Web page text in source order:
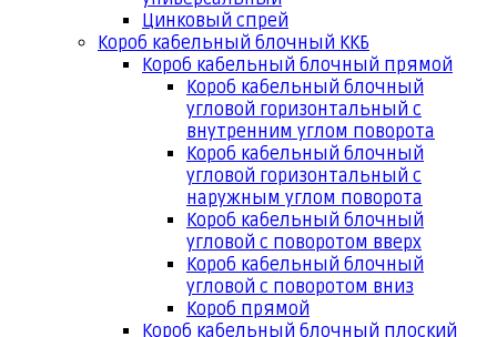
Цинковый спрей
Короб кабельный блочный ККБ
Короб кабельный блочный прямой
Короб кабельный блочный
угловой горизонтальный с
внутренним углом поворота
Короб кабельный блочный
угловой горизонтальный с
наружным углом поворота
Короб кабельный блочный
угловой с поворотом вверх
Короб кабельный блочный
угловой с поворотом вниз
Короб прямой
Короб кабельный блочный плоский